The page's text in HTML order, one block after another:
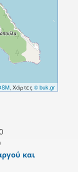
, Χάρτες © buk.gr
και